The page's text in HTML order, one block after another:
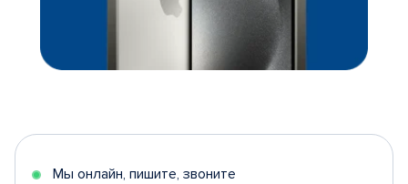
Мы онлайн, пишите, звоните